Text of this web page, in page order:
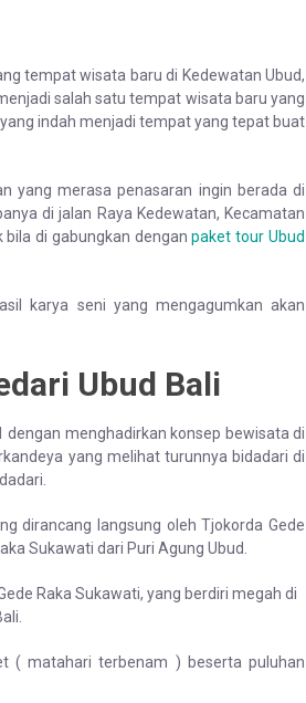
tempat wisata baru di Kedewatan Ubud,
salah satu tempat wisata baru yang
indah menjadi tempat yang tepat buat
yang merasa penasaran ingin berada di
di jalan Raya Kedewatan, Kecamatan
bila di gabungkan denganpaket tour Ubud
karya seni yang mengagumkan akan
Ubud Bali
menghadirkan konsep bewisata di
yang melihat turunnya bidadari di
dirancang langsung oleh Tjokorda Gede
Sukawati dari Puri Agung Ubud.
Raka Sukawati, yang berdiri megah di
( matahari terbenam ) beserta puluhan